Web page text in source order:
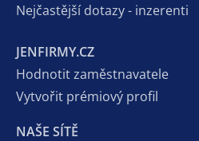
Nejčastější dotazy - inzerenti
JENFIRMY.CZ
Hodnotit zaměstnavatele
Vytvořit prémiový profil
NAŠE SÍTĚ